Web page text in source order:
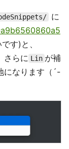
に
す)と、
さらに Lin が補
になります（´-